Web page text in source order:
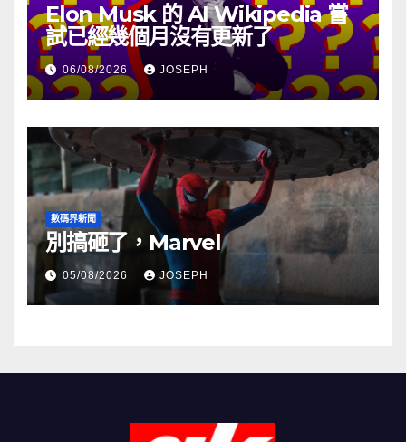
Elon Musk 的 AI Wikipedia 嘗
試已經幾個月沒有更新了
06/08/2026 JOSEPH
數碼界新聞
別搞砸了，Marvel
05/08/2026 JOSEPH